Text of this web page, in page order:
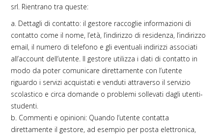
srl. Rientrano tra queste:
a. Dettagli di contatto: il gestore raccoglie informazioni di
contatto come il nome, l’età, l’indirizzo di residenza, l’indirizzo
email, il numero di telefono e gli eventuali indirizzi associati
all’account dell’utente. Il gestore utilizza i dati di contatto in
modo da poter comunicare direttamente con l’utente
riguardo i servizi acquistati e venduti attraverso il servizio
scolastico e circa domande o problemi sollevati dagli utenti-
studenti.
b. Commenti e opinioni: Quando l’utente contatta
direttamente il gestore, ad esempio per posta elettronica,